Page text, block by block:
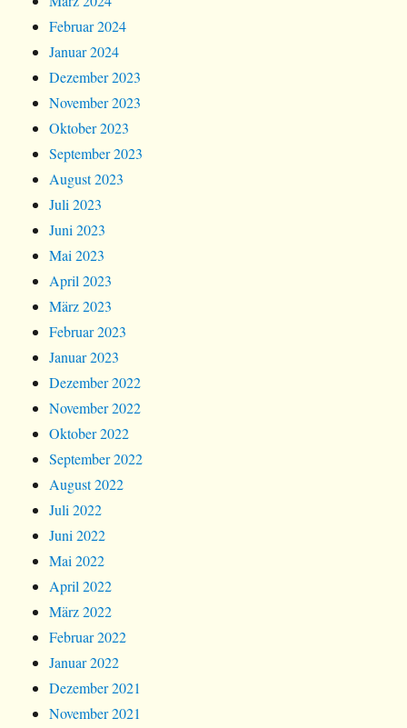
Februar 2024
Januar 2024
Dezember 2023
November 2023
Oktober 2023
September 2023
August 2023
Juli 2023
Juni 2023
Mai 2023
April 2023
März 2023
Februar 2023
Januar 2023
Dezember 2022
November 2022
Oktober 2022
September 2022
August 2022
Juli 2022
Juni 2022
Mai 2022
April 2022
März 2022
Februar 2022
Januar 2022
Dezember 2021
November 2021